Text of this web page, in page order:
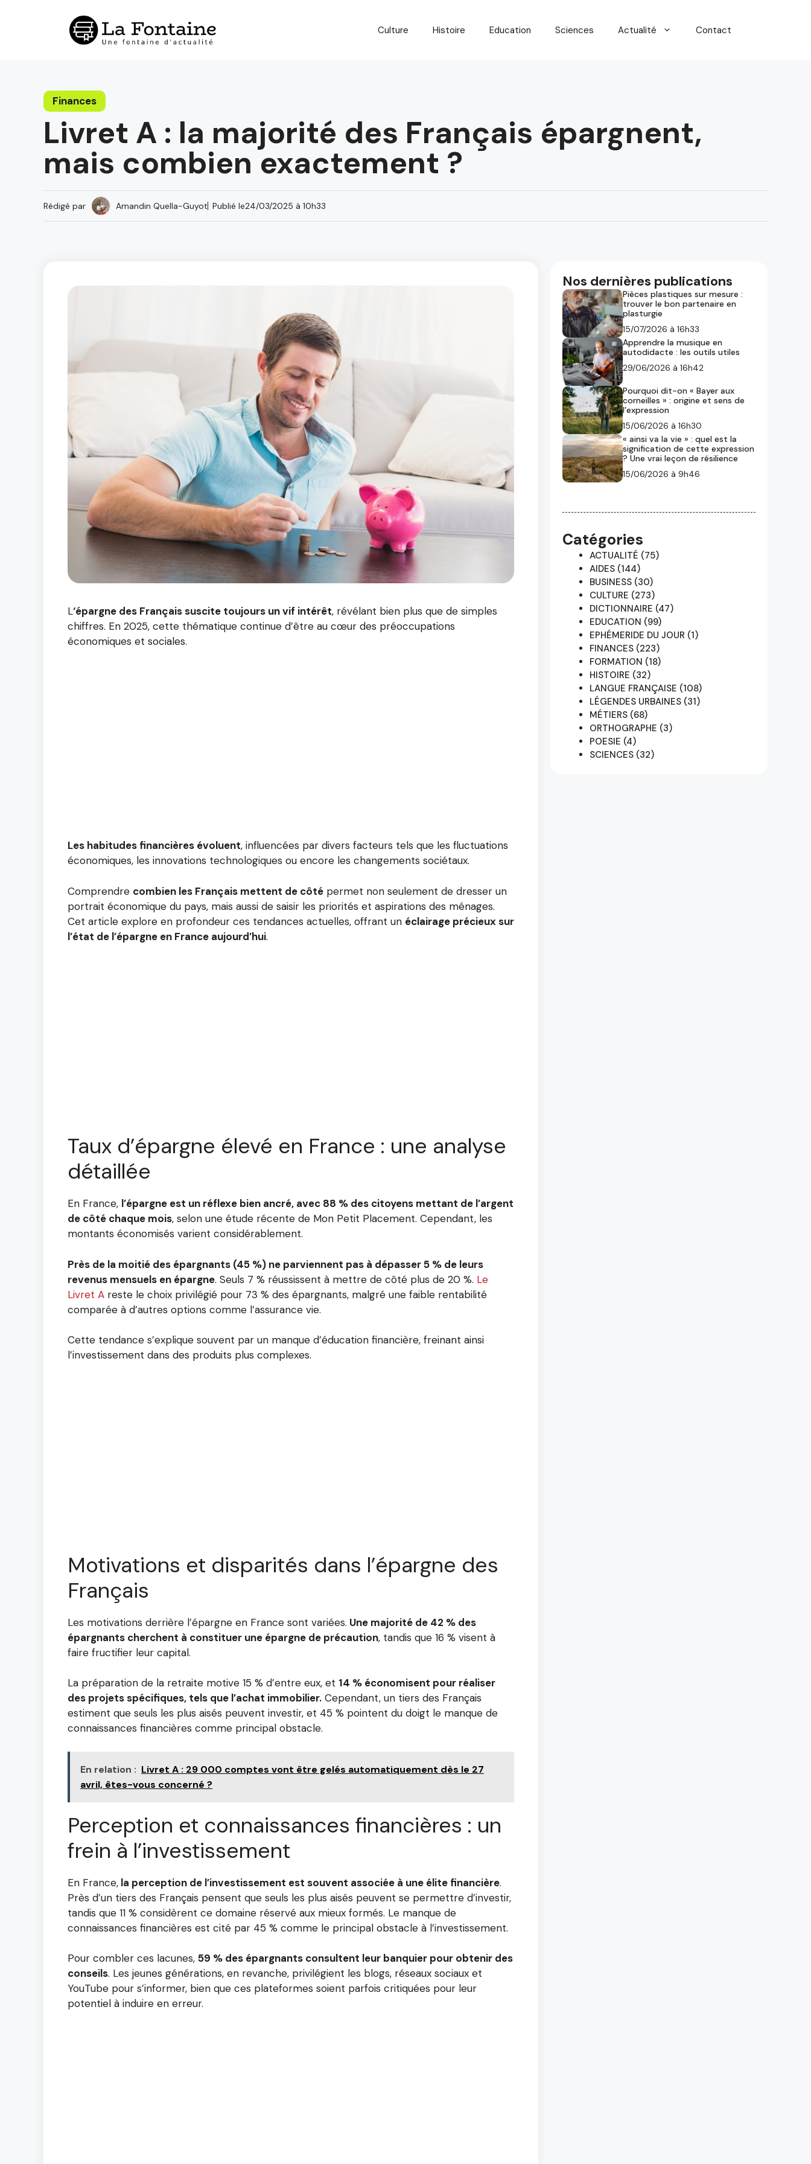
Culture Histoire Education Sciences Actualité Contact
Finances
Livret A : la majorité des Français épargnent,
mais combien exactement ?
Rédigé par Amandin Quella-Guyot Publié le24/03/2025 à 10h33
L‘épargne des Français suscite toujours un vif intérêt, révélant bien plus que de simples
chiffres. En 2025, cette thématique continue d’être au cœur des préoccupations
économiques et sociales.
Les habitudes financières évoluent, influencées par divers facteurs tels que les fluctuations
économiques, les innovations technologiques ou encore les changements sociétaux.
Comprendre combien les Français mettent de côté permet non seulement de dresser un
portrait économique du pays, mais aussi de saisir les priorités et aspirations des ménages.
Cet article explore en profondeur ces tendances actuelles, offrant un éclairage précieux sur
l’état de l’épargne en France aujourd’hui.
Taux d’épargne élevé en France : une analyse
détaillée
En France, l’épargne est un réflexe bien ancré, avec 88 % des citoyens mettant de l’argent
de côté chaque mois, selon une étude récente de Mon Petit Placement. Cependant, les
montants économisés varient considérablement.
Près de la moitié des épargnants (45 %) ne parviennent pas à dépasser 5 % de leurs
revenus mensuels en épargne. Seuls 7 % réussissent à mettre de côté plus de 20 %. Le
Livret A reste le choix privilégié pour 73 % des épargnants, malgré une faible rentabilité
comparée à d’autres options comme l’assurance vie.
Cette tendance s’explique souvent par un manque d’éducation financière, freinant ainsi
l’investissement dans des produits plus complexes.
Motivations et disparités dans l’épargne des
Français
Les motivations derrière l’épargne en France sont variées. Une majorité de 42 % des
épargnants cherchent à constituer une épargne de précaution, tandis que 16 % visent à
faire fructifier leur capital.
La préparation de la retraite motive 15 % d’entre eux, et 14 % économisent pour réaliser
des projets spécifiques, tels que l’achat immobilier. Cependant, un tiers des Français
estiment que seuls les plus aisés peuvent investir, et 45 % pointent du doigt le manque de
connaissances financières comme principal obstacle.
En relation : Livret A : 29 000 comptes vont être gelés automatiquement dès le 27
avril, êtes-vous concerné ?
Perception et connaissances financières : un
frein à l’investissement
En France, la perception de l’investissement est souvent associée à une élite financière.
Près d’un tiers des Français pensent que seuls les plus aisés peuvent se permettre d’investir,
tandis que 11 % considèrent ce domaine réservé aux mieux formés. Le manque de
connaissances financières est cité par 45 % comme le principal obstacle à l’investissement.
Pour combler ces lacunes, 59 % des épargnants consultent leur banquier pour obtenir des
conseils. Les jeunes générations, en revanche, privilégient les blogs, réseaux sociaux et
YouTube pour s’informer, bien que ces plateformes soient parfois critiquées pour leur
potentiel à induire en erreur.
Nos dernières publications
Pièces plastiques sur mesure :
trouver le bon partenaire en
plasturgie
15/07/2026 à 16h33
Apprendre la musique en
autodidacte : les outils utiles
29/06/2026 à 16h42
Pourquoi dit-on « Bayer aux
corneilles » : origine et sens de
l’expression
15/06/2026 à 16h30
« ainsi va la vie » : quel est la
signification de cette expression
? Une vrai leçon de résilience
15/06/2026 à 9h46
Catégories
ACTUALITÉ (75)
AIDES (144)
BUSINESS (30)
CULTURE (273)
DICTIONNAIRE (47)
EDUCATION (99)
EPHÉMERIDE DU JOUR (1)
FINANCES (223)
FORMATION (18)
HISTOIRE (32)
LANGUE FRANÇAISE (108)
LÉGENDES URBAINES (31)
MÉTIERS (68)
ORTHOGRAPHE (3)
POESIE (4)
SCIENCES (32)